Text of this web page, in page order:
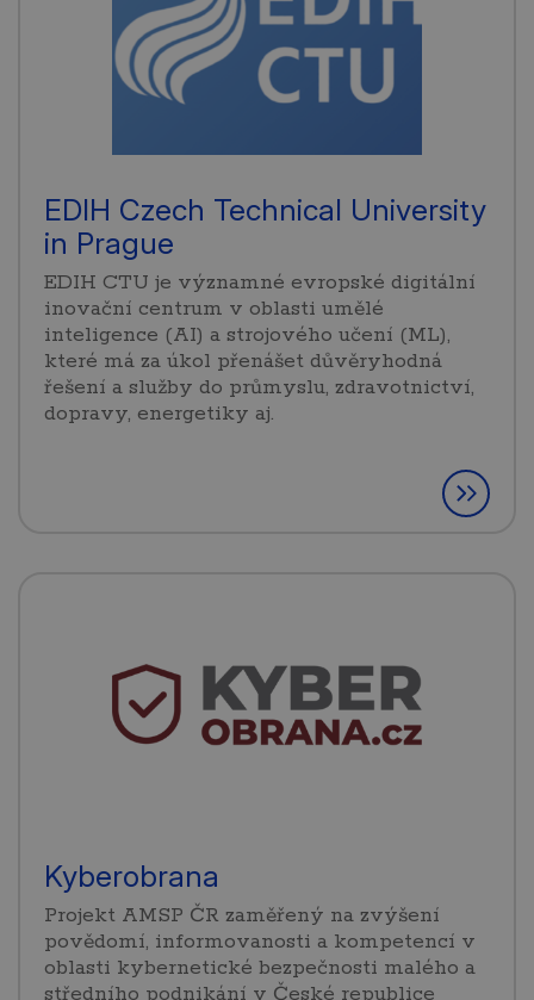
EDIH Czech Technical University
in Prague
EDIH CTU je významné evropské digitální
inovační centrum v oblasti umělé
inteligence (AI) a strojového učení (ML),
které má za úkol přenášet důvěryhodná
řešení a služby do průmyslu, zdravotnictví,
dopravy, energetiky aj.
Kyberobrana
Projekt AMSP ČR zaměřený na zvýšení
povědomí, informovanosti a kompetencí v
oblasti kybernetické bezpečnosti malého a
středního podnikání v České republice